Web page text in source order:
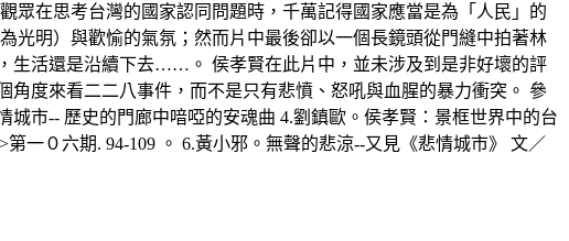
眾在思考台灣的國家認同問題時，千萬記得國家應當是為「人民」的
明）與歡愉的氣氛；然而片中最後卻以一個長鏡頭從門縫中拍著林
生活還是沿續下去……。 侯孝賢在此片中，並未涉及到是非好壞的評
度來看二二八事件，而不是只有悲憤、怒吼與血腥的暴力衝突。 參
市-- 歷史的門廊中喑啞的安魂曲 4.劉鎮歐。侯孝賢：景框世界中的台
一０六期. 94-109 。 6.黃小邪。無聲的悲涼--又見《悲情城市》 文／